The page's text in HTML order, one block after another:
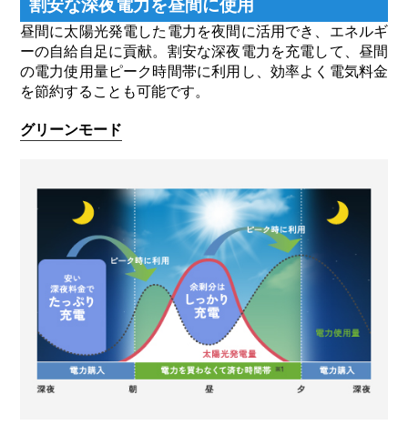
割安な深夜電力を昼間に使用
昼間に太陽光発電した電力を夜間に活用でき、エネルギ
ーの自給自足に貢献。割安な深夜電力を充電して、昼間
の電力使用量ピーク時間帯に利用し、効率よく電気料金
を節約することも可能です。
グリーンモード